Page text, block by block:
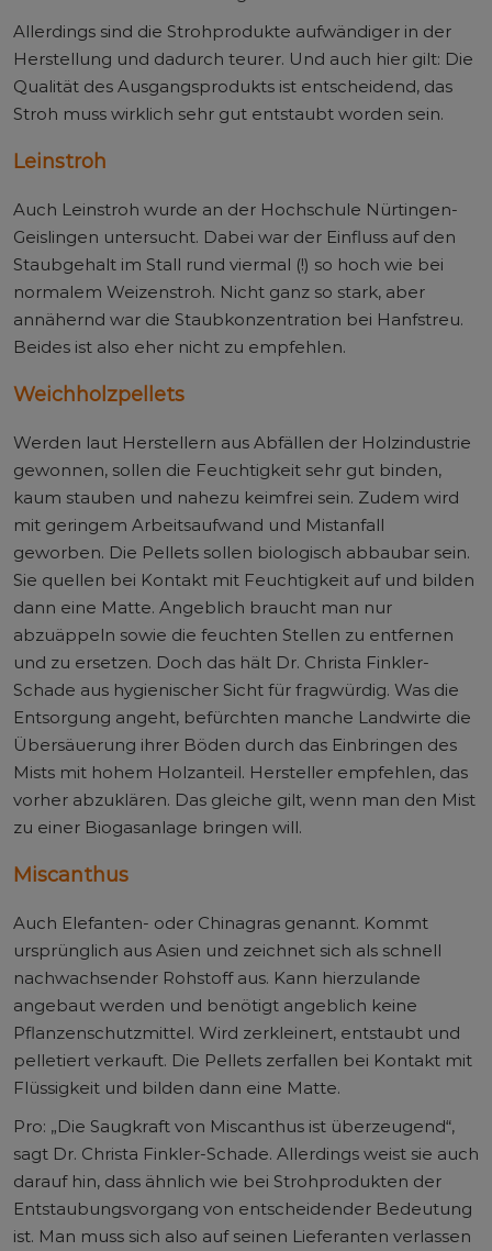
Allerdings sind die Strohprodukte aufwändiger in der
Herstellung und dadurch teurer. Und auch hier gilt: Die
Qualität des Ausgangsprodukts ist entscheidend, das
Stroh muss wirklich sehr gut entstaubt worden sein.
Leinstroh
Auch Leinstroh wurde an der Hochschule Nürtingen-
Geislingen untersucht. Dabei war der Einfluss auf den
Staubgehalt im Stall rund viermal (!) so hoch wie bei
normalem Weizenstroh. Nicht ganz so stark, aber
annähernd war die Staubkonzentration bei Hanfstreu.
Beides ist also eher nicht zu empfehlen.
Weichholzpellets
Werden laut Herstellern aus Abfällen der Holzindustrie
gewonnen, sollen die Feuchtigkeit sehr gut binden,
kaum stauben und nahezu keimfrei sein. Zudem wird
mit geringem Arbeitsaufwand und Mistanfall
geworben. Die Pellets sollen biologisch abbaubar sein.
Sie quellen bei Kontakt mit Feuchtigkeit auf und bilden
dann eine Matte. Angeblich braucht man nur
abzuäppeln sowie die feuchten Stellen zu entfernen
und zu ersetzen. Doch das hält Dr. Christa Finkler-
Schade aus hygienischer Sicht für fragwürdig. Was die
Entsorgung angeht, befürchten manche Landwirte die
Übersäuerung ihrer Böden durch das Einbringen des
Mists mit hohem Holzanteil. Hersteller empfehlen, das
vorher abzuklären. Das gleiche gilt, wenn man den Mist
zu einer Biogasanlage bringen will.
Miscanthus
Auch Elefanten- oder Chinagras genannt. Kommt
ursprünglich aus Asien und zeichnet sich als schnell
nachwachsender Rohstoff aus. Kann hierzulande
angebaut werden und benötigt angeblich keine
Pflanzenschutzmittel. Wird zerkleinert, entstaubt und
pelletiert verkauft. Die Pellets zerfallen bei Kontakt mit
Flüssigkeit und bilden dann eine Matte.
Pro: „Die Saugkraft von Miscanthus ist überzeugend“,
sagt Dr. Christa Finkler-Schade. Allerdings weist sie auch
darauf hin, dass ähnlich wie bei Strohprodukten der
Entstaubungsvorgang von entscheidender Bedeutung
ist. Man muss sich also auf seinen Lieferanten verlassen